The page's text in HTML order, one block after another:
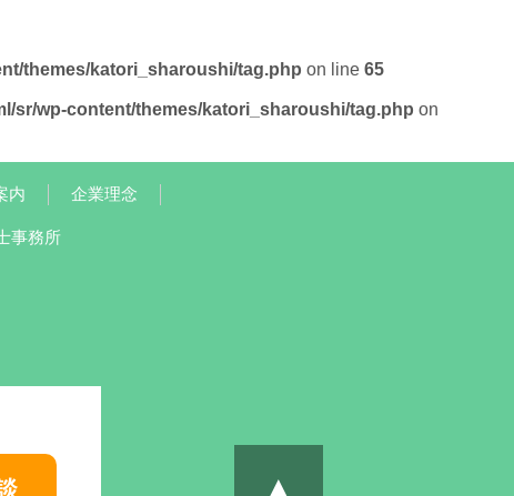
themes/katori_sharoushi/tag.php on line65
sr/wp-content/themes/katori_sharoushi/tag.php on
内 企業理念
事務所